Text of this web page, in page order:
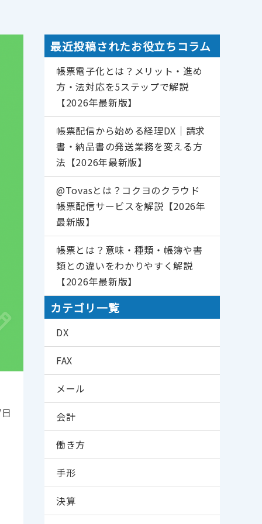
往復便
最近投稿されたお役立ちコラム
帳票電子化とは？メリット・進め
方・法対応を5ステップで解説
【2026年最新版】
帳票配信から始める経理DX｜請求
書・納品書の発送業務を変える方
法【2026年最新版】
@Tovasとは？コクヨのクラウド
帳票配信サービスを解説【2026年
最新版】
帳票とは？意味・種類・帳簿や書
類との違いをわかりやすく解説
【2026年最新版】
カテゴリ一覧
DX
FAX
メール
会計
働き方
手形
決算